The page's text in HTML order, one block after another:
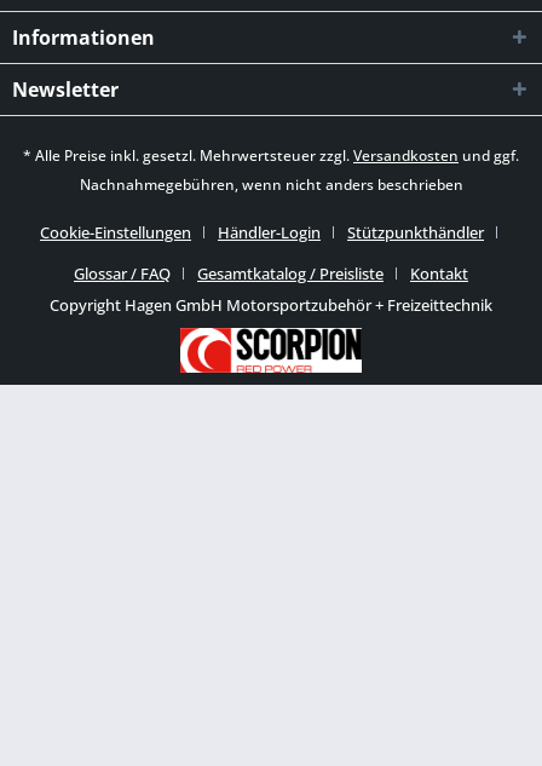
Informationen
Newsletter
* Alle Preise inkl. gesetzl. Mehrwertsteuer zzgl.Versandkosten und ggf.
Nachnahmegebühren, wenn nicht anders beschrieben
Cookie-Einstellungen Händler-Login
Stützpunkthändler
Glossar / FAQ
Gesamtkatalog / Preisliste
Kontakt
Copyright Hagen GmbH Motorsportzubehör + Freizeittechnik